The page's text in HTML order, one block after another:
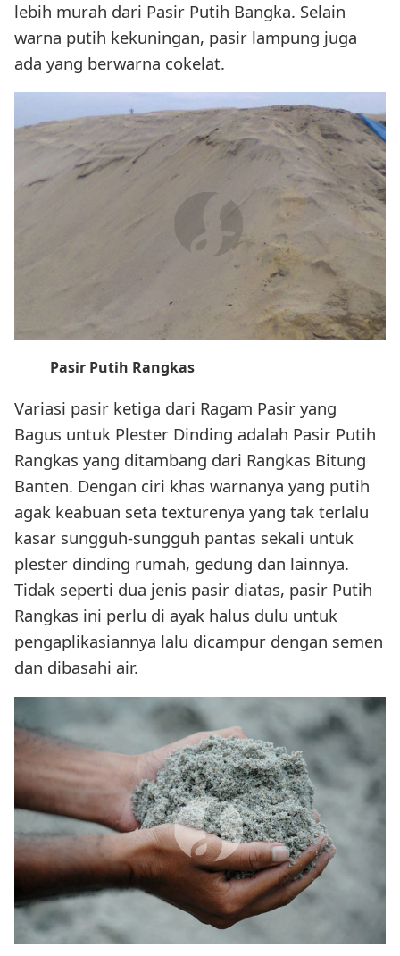
lebih murah dari Pasir Putih Bangka. Selain
warna putih kekuningan, pasir lampung juga
ada yang berwarna cokelat.
Pasir Putih Rangkas
Variasi pasir ketiga dari Ragam Pasir yang
Bagus untuk Plester Dinding adalah Pasir Putih
Rangkas yang ditambang dari Rangkas Bitung
Banten. Dengan ciri khas warnanya yang putih
agak keabuan seta texturenya yang tak terlalu
kasar sungguh-sungguh pantas sekali untuk
plester dinding rumah, gedung dan lainnya.
Tidak seperti dua jenis pasir diatas, pasir Putih
Rangkas ini perlu di ayak halus dulu untuk
pengaplikasiannya lalu dicampur dengan semen
dan dibasahi air.